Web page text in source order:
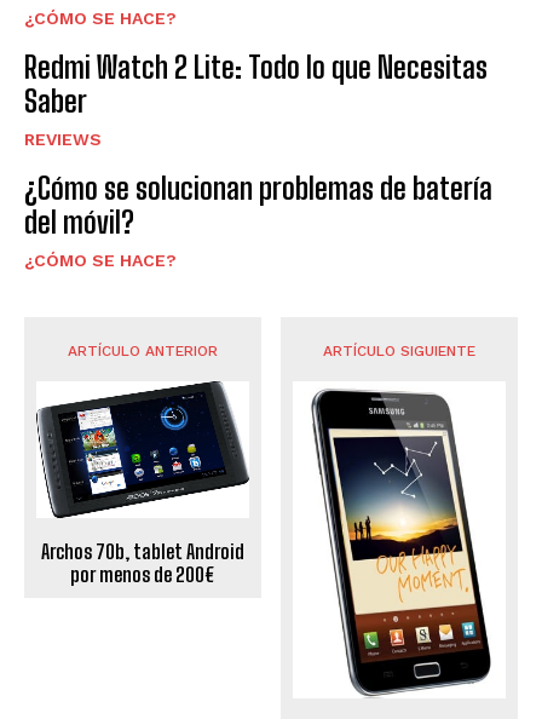
¿CÓMO SE HACE?
Redmi Watch 2 Lite: Todo lo que Necesitas
Saber
REVIEWS
¿Cómo se solucionan problemas de batería
del móvil?
¿CÓMO SE HACE?
ARTÍCULO ANTERIOR
Archos 70b, tablet Android
por menos de 200€
ARTÍCULO SIGUIENTE